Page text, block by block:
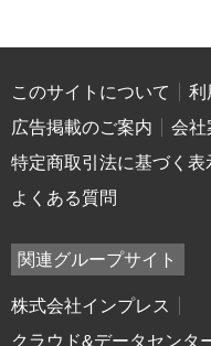
このサイトについて 利
広告掲載のご案内
会社
特定商取引法に基づく表
よくある質問
関連グループサイト
株式会社インプレス
クラウド&データセンタ